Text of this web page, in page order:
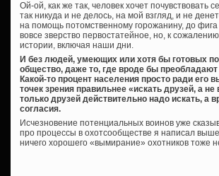
Ой-ой, как же так, человек хочет
так никуда и не делось, на мой взгляд, и не
на помощь потомственному горожанину, до
вовсе зверство первостатейное, но, к
истории, включая наши дни.
И без людей, умеющих или хотя бы готовых
общество, даже то, где вроде бы
Какой-то процент населения просто ради его
точек зрения правильнее «искать друзей, а
только друзей действительно надо искать, а
согласия.
Исчезновение потенциальных воинов уже
про процессы в охотсообществе я написал
ничего хорошего «вымирание» охотников тоже